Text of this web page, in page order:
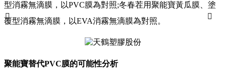
型消霧無滴膜，以PVC膜為對照;冬春茬用聚能寶黃瓜膜、塗
覆型消霧無滴膜，以EVA消霧無滴膜為對照。
聚能寶替代PVC膜的可能性分析
 